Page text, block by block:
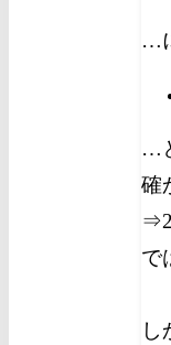
…
…
確
で
し